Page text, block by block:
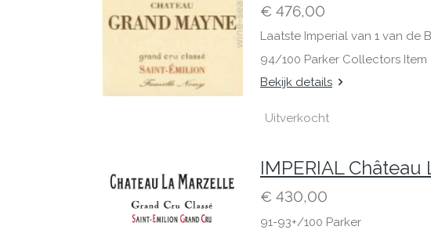
€ 476,00
Laatste Imperial van 1 van de
94/100 Parker Collectors Item
Bekijk details
Uitverkocht
IMPERIAL
€ 430,00
91-93+/100 Parker